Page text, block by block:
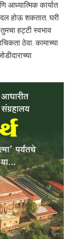
आध्यात्मिक कार्यात
होऊ शकतात. घरी
हट्टी स्वभाव
ठेवा. कामाच्या